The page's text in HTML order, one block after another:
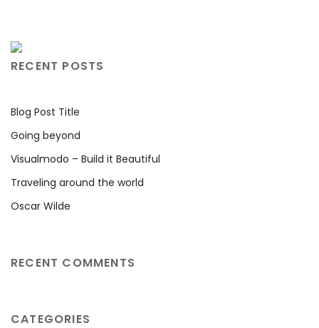
RECENT POSTS
Blog Post Title
Going beyond
Visualmodo – Build it Beautiful
Traveling around the world
Oscar Wilde
RECENT COMMENTS
CATEGORIES